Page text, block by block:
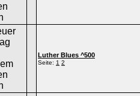
Luther Blues ^500
Seite: 1 2